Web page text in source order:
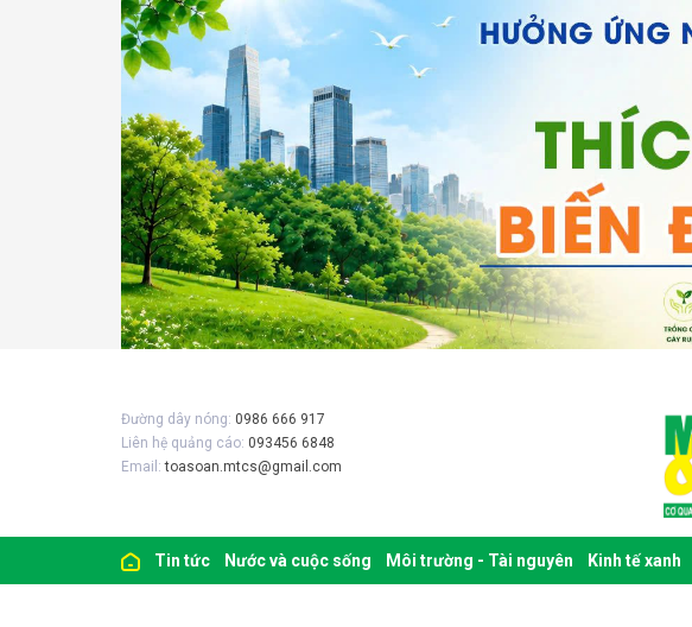
Đường dây nóng: 0986 666 917
Liên hệ quảng cáo: 093456 6848
Email:toasoan.mtcs@gmail.com
Tin tức Nước và cuộc sống Môi trường - Tài nguyên Kinh tế xanh